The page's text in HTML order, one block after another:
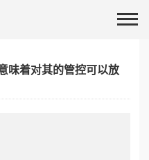
味着对其的管控可以放